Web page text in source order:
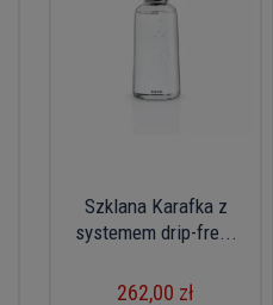
Szklana Karafka z
systemem drip-fre...
262,00 zł